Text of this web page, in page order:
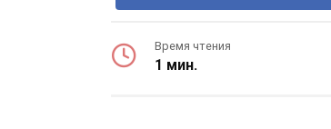
Время чтения
1 мин.